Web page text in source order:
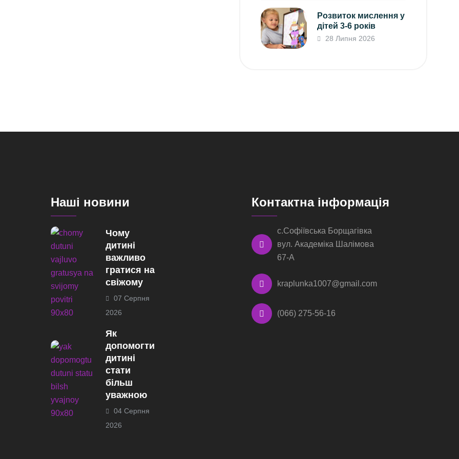
Розвиток мислення у
дітей 3-6 років
28 Липня 2026
Наші новини
Чому
дитині
важливо
гратися на
свіжому
07 Серпня
2026
Як
допомогти
дитині
стати
більш
уважною
04 Серпня
2026
Контактна інформація
с.Софіївська Борщагівка
вул. Академіка Шалімова
67-А
kraplunka1007@gmail.com
(066) 275-56-16